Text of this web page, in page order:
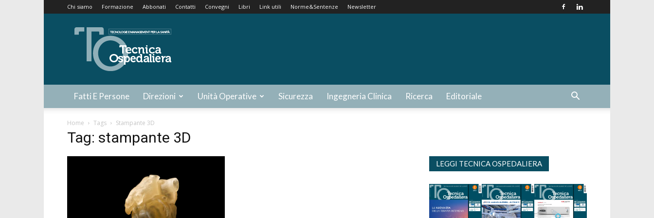
Chi siamo Formazione Abbonati Contatti Convegni Libri Link utili Norme&Sentenze Newsletter
Tecnica
Ospedaliera
Fatti E Persone Direzioni Unità Operative Sicurezza Ingegneria Clinica Ricerca Editoriale
Home Tags Stampante 3D
Tag: stampante 3D
LEGGI TECNICA OSPEDALIERA